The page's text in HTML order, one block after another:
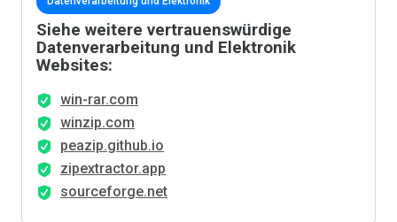
Siehe weitere vertrauenswürdige
Datenverarbeitung und Elektronik
Websites:
win-rar.com
winzip.com
peazip.github.io
zipextractor.app
sourceforge.net